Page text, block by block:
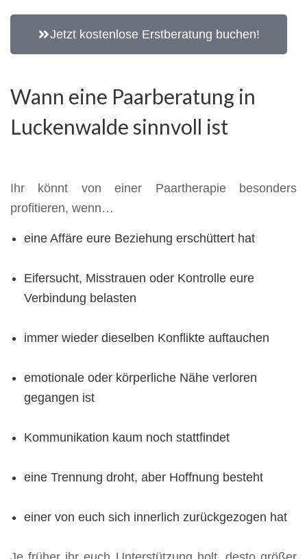
Jetzt kostenlose Erstberatung buchen!
Wann eine Paarberatung in
Luckenwalde sinnvoll ist
Ihr könnt von einer Paartherapie besonders
profitieren, wenn…
eine Affäre eure Beziehung erschüttert hat
Eifersucht, Misstrauen oder Kontrolle eure
Verbindung belasten
immer wieder dieselben Konflikte auftauchen
emotionale oder körperliche Nähe verloren
gegangen ist
Kommunikation kaum noch stattfindet
eine Trennung droht, aber Hoffnung besteht
einer von euch sich innerlich zurückgezogen hat